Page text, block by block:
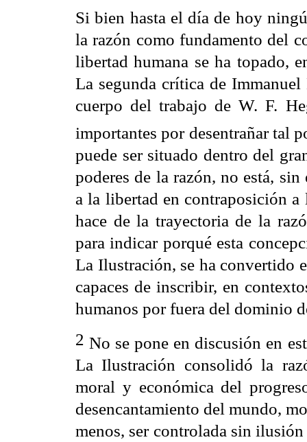
Si bien hasta el día de hoy
la razón como fundamento del
libertad humana se ha topado,
La segunda crítica de
cuerpo del trabajo de W. F.
importantes por desentrañar tal
puede ser situado dentro del
poderes de la razón, no está,
a la libertad en contraposición a
hace de la trayectoria de la
para indicar porqué esta
La Ilustración, se ha convertido
capaces de inscribir, en
humanos por fuera del dominio
2 No se pone en discusión en
La Ilustración consolidó la
moral y económica del
desencantamiento del mundo,
menos, ser controlada sin